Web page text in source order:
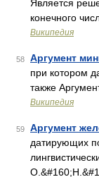
Является
конечного
Википедия
58 Аргумент
при котором
также
Википедия
59 Аргумент
датирующих